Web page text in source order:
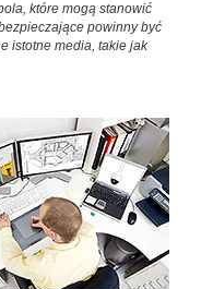
które mogą stanowić
powinny być
istotne media, takie jak